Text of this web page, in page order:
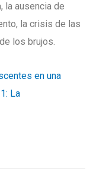
la ausencia de
la crisis de las
los brujos.
en una
La